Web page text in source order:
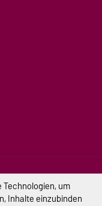
um
Inhalte einzubinden